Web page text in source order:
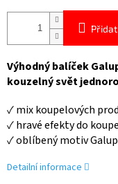
Výhodný balíček
kouzelný svět
✓ mix koupelových
✓ hravé efekty do
✓ oblíbený motiv
Detailní informace